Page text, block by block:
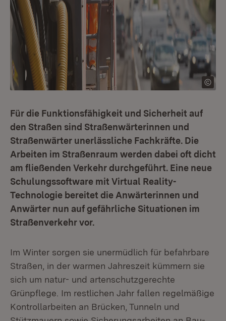
Für die Funktionsfähigkeit und Sicherheit auf
den Straßen sind Straßenwärterinnen und
Straßenwärter unerlässliche Fachkräfte. Die
Arbeiten im Straßenraum werden dabei oft dicht
am fließenden Verkehr durchgeführt. Eine neue
Schulungssoftware mit Virtual Reality-
Technologie bereitet die Anwärterinnen und
Anwärter nun auf gefährliche Situationen im
Straßenverkehr vor.
Im Winter sorgen sie unermüdlich für befahrbare
Straßen, in der warmen Jahreszeit kümmern sie
sich um natur- und artenschutzgerechte
Grünpflege. Im restlichen Jahr fallen regelmäßige
Kontrollarbeiten an Brücken, Tunneln und